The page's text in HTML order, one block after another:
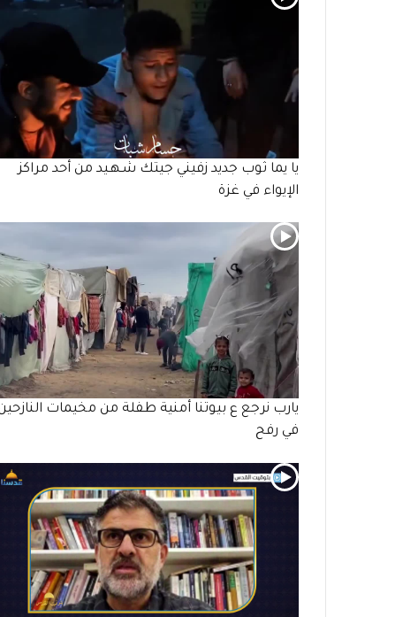
يا يما ثوب جديد زفيني جيتك شـهـيد من أحد مراكز
الإيواء في غزة
يارب نرجع ع بيوتنا أمنية طفلة من مخيمات
في رفح